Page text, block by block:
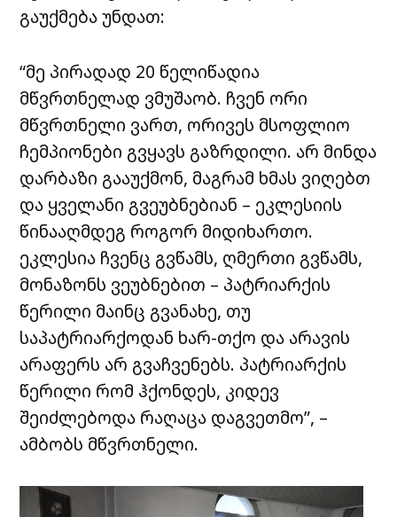
გაუქმება უნდათ:
“მე პირადად 20 წელიწადია
მწვრთნელად ვმუშაობ. ჩვენ ორი
მწვრთნელი ვართ, ორივეს მსოფლიო
ჩემპიონები გვყავს გაზრდილი. არ მინდა
დარბაზი გააუქმონ, მაგრამ ხმას ვიღებთ
და ყველანი გვეუბნებიან – ეკლესიის
წინააღმდეგ როგორ მიდიხართო.
ეკლესია ჩვენც გვწამს, ღმერთი გვწამს,
მონაზონს ვეუბნებით – პატრიარქის
წერილი მაინც გვანახე, თუ
საპატრიარქოდან ხარ-თქო და არავის
არაფერს არ გვაჩვენებს. პატრიარქის
წერილი რომ ჰქონდეს, კიდევ
შეიძლებოდა რაღაცა დაგვეთმო”, –
ამბობს მწვრთნელი.